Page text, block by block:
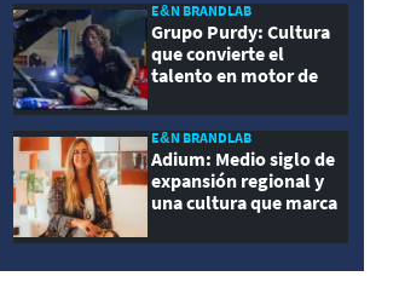
E&N BRANDLAB
Grupo Purdy: Cultura
que convierte el
talento en motor de
E&N BRANDLAB
Adium: Medio siglo de
expansión regional y
una cultura que marca